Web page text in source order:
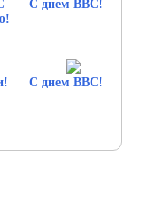
С днем ВВС!
С днем ВВС!